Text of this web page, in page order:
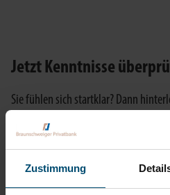
Zustimmung
Jetzt Kenntnisse
Sie fühlen sich startklar? Dann
Finanzinstrumente gleich hier im